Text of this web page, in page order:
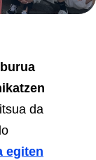
da
egiten